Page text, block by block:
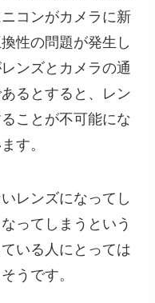
コンがカメラに新
性の問題が発生し
ンズとカメラの通
るとすると、レン
ことが不可能にな
す。
レンズになってし
ってしまうという
いる人にとっては
うです。